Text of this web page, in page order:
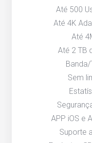
Até 500
Até 4K
Até
Até 2 TB
Sem
APP iOS e
Suporte